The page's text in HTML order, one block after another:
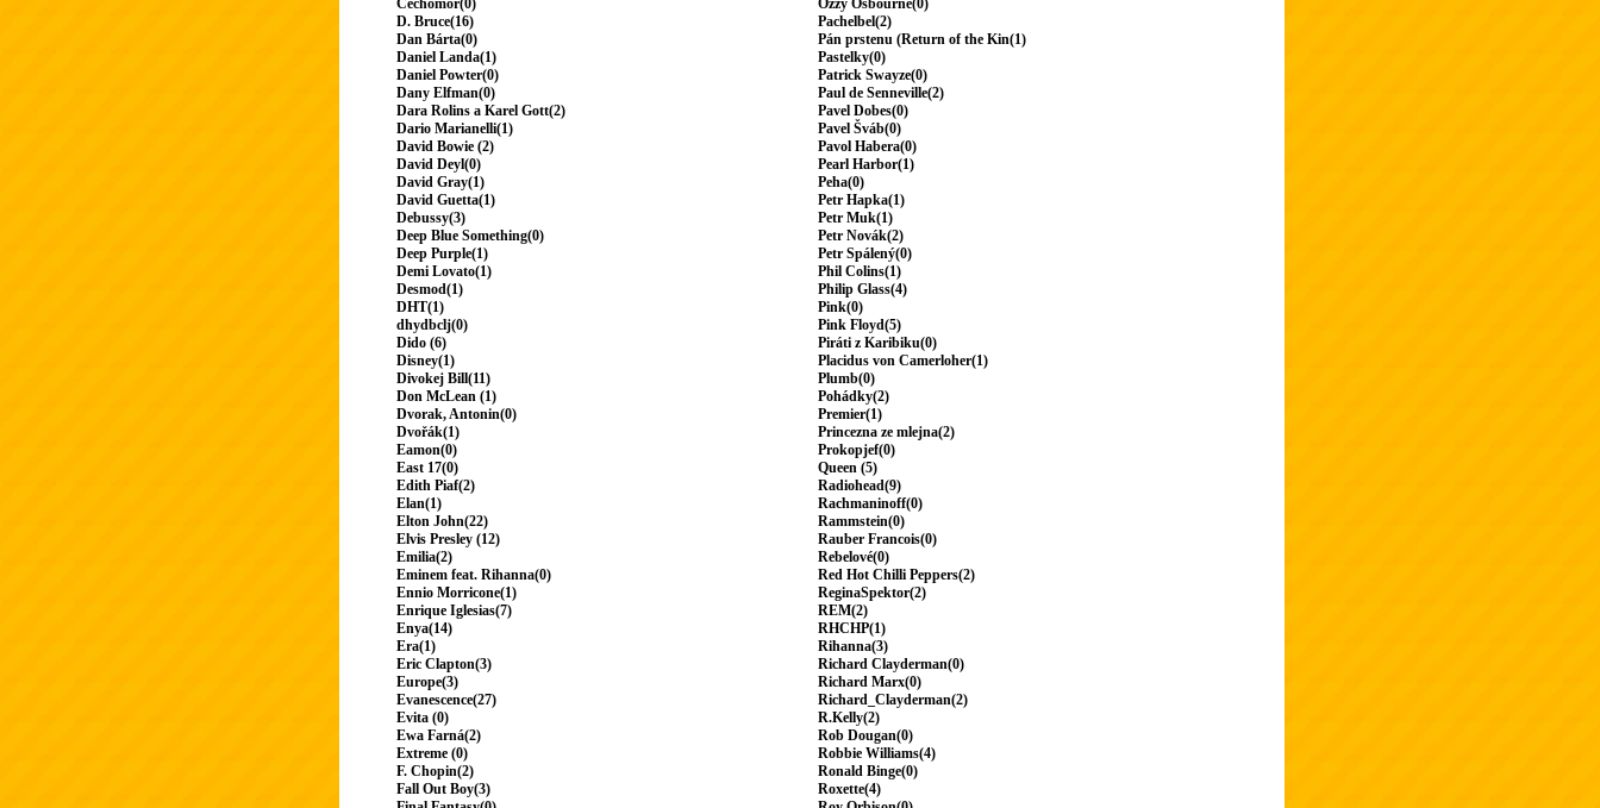
Čechomor(0)
D. Bruce(16)
Dan Bárta(0)
Daniel Landa(1)
Daniel Powter(0)
Dany Elfman(0)
Dara Rolins a Karel Gott(2)
Dario Marianelli(1)
David Bowie (2)
David Deyl(0)
David Gray(1)
David Guetta(1)
Debussy(3)
Deep Blue Something(0)
Deep Purple(1)
Demi Lovato(1)
Desmod(1)
DHT(1)
dhydbclj(0)
Dido (6)
Disney(1)
Divokej Bill(11)
Don McLean (1)
Dvorak, Antonin(0)
Dvořák(1)
Eamon(0)
East 17(0)
Edith Piaf(2)
Elan(1)
Elton John(22)
Elvis Presley (12)
Emilia(2)
Eminem feat. Rihanna(0)
Ennio Morricone(1)
Enrique Iglesias(7)
Enya(14)
Era(1)
Eric Clapton(3)
Europe(3)
Evanescence(27)
Evita (0)
Ewa Farná(2)
Extreme (0)
F. Chopin(2)
Fall Out Boy(3)
Ozzy Osbourne(0)
Pachelbel(2)
Pán prstenu (Return of the Kin(1)
Pastelky(0)
Patrick Swayze(0)
Paul de Senneville(2)
Pavel Dobes(0)
Pavel Šváb(0)
Pavol Habera(0)
Pearl Harbor(1)
Peha(0)
Petr Hapka(1)
Petr Muk(1)
Petr Novák(2)
Petr Spálený(0)
Phil Colins(1)
Philip Glass(4)
Pink(0)
Pink Floyd(5)
Piráti z Karibiku(0)
Placidus von Camerloher(1)
Plumb(0)
Pohádky(2)
Premier(1)
Princezna ze mlejna(2)
Prokopjef(0)
Queen (5)
Radiohead(9)
Rachmaninoff(0)
Rammstein(0)
Rauber Francois(0)
Rebelové(0)
Red Hot Chilli Peppers(2)
ReginaSpektor(2)
REM(2)
RHCHP(1)
Rihanna(3)
Richard Clayderman(0)
Richard Marx(0)
Richard_Clayderman(2)
R.Kelly(2)
Rob Dougan(0)
Robbie Williams(4)
Ronald Binge(0)
Roxette(4)